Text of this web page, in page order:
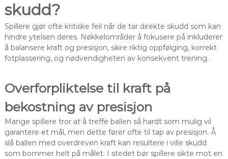
skudd?
Spillere gjør ofte kritiske feil når de tar direkte skudd som kan
hindre ytelsen deres. Nøkkelområder å fokusere på inkluderer
å balansere kraft og presisjon, sikre riktig oppfølging, korrekt
fotplassering, og nødvendigheten av konsekvent trening.
Overforpliktelse til kraft på
bekostning av presisjon
Mange spillere tror at å treffe ballen så hardt som mulig vil
garantere et mål, men dette fører ofte til tap av presisjon. Å
slå ballen med overdreven kraft kan resultere i ville skudd
som bommer helt på målet. I stedet bør spillere sikte mot en